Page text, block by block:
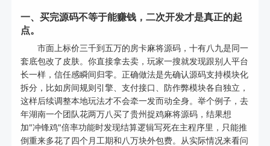
一、买完源码不等于能赚钱，二次开发才是真正的起
点。
市面上标价三千到五万的房卡麻将源码，十有八九是同一
套底包改了皮肤。你直接拿去卖，玩家一搜就发现跟别人平台
长一样，信任感瞬间归零。正确做法是先确认源码支持模块化
拆分，比如房间规则引擎、支付接口、防作弊模块各自独立，
这样后续调整本地玩法才不会牵一发而动全身。举个例子，去
年湖南一个团队花两万八买了贵州捉鸡麻将源码，结果想
加"冲锋鸡"倍率功能时发现结算逻辑写死在主程序里，只能推
倒重来多花了四个月工期和八万块外包费。从实际情况来看问